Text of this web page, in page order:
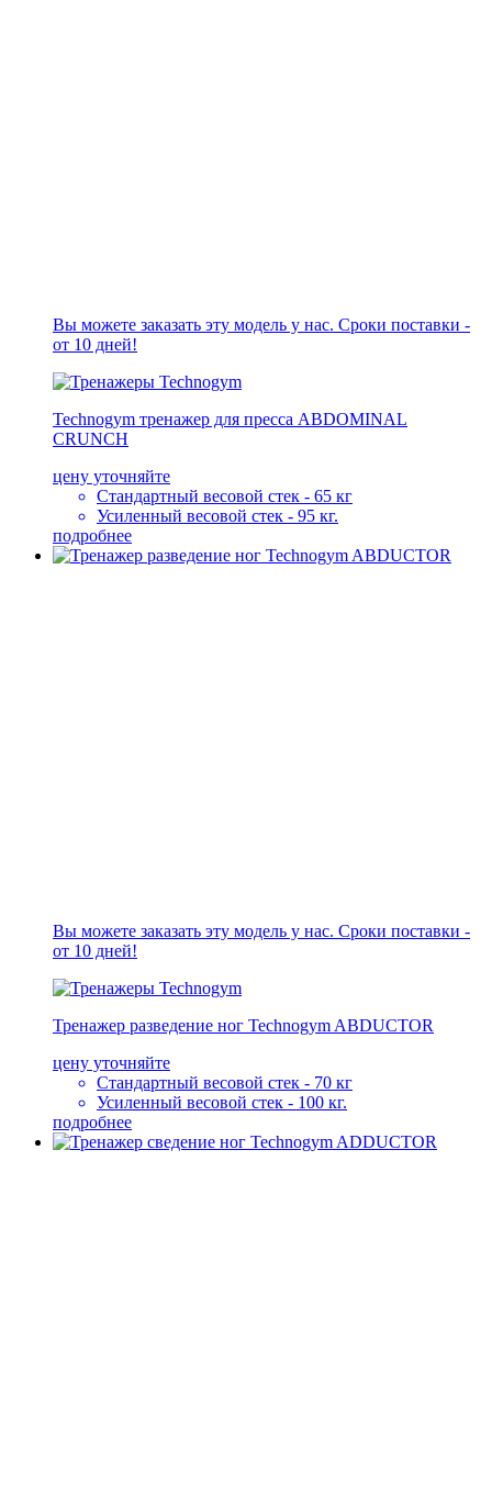
Вы можете заказать эту модель у нас. Сроки поставки -
от 10 дней!
Technogym тренажер для пресса ABDOMINAL
CRUNCH
цену уточняйте
Стандартный весовой стек - 65 кг
Усиленный весовой стек - 95 кг.
подробнее
Вы можете заказать эту модель у нас. Сроки поставки -
от 10 дней!
Тренажер разведение ног Technogym ABDUCTOR
цену уточняйте
Стандартный весовой стек - 70 кг
Усиленный весовой стек - 100 кг.
подробнее